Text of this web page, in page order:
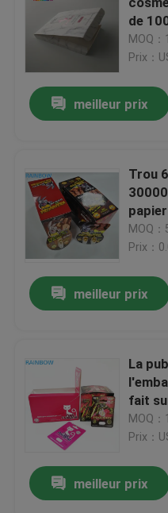
de
MOQ
Prix：
meilleur prix
Trou
MOQ
Prix：
meilleur prix
La
fait
sur
MOQ
Prix：
meilleur prix